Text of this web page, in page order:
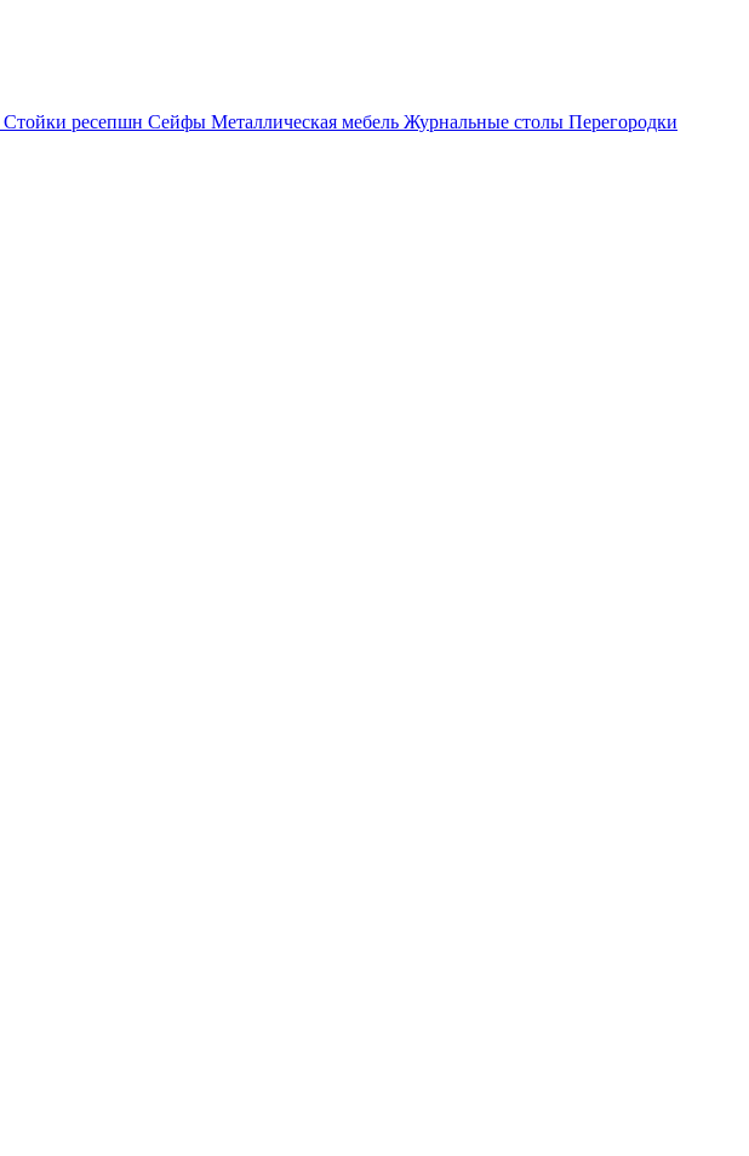
Стойки ресепшн Сейфы Металлическая мебель Журнальные столы Перегородки